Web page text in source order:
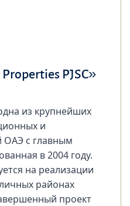
PJSC»
из крупнейших
и
с главным
в 2004 году.
на реализации
районах
проект